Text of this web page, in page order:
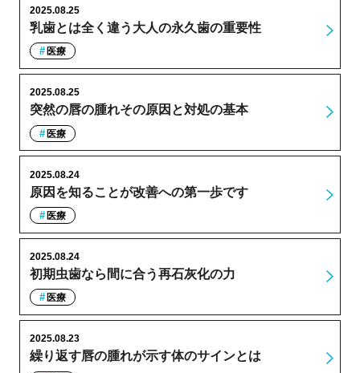
乳歯とは全く違う大人の永久歯の重要性
2025.08.25
医療
突然の唇の腫れその原因と対処の基本
2025.08.25
医療
原因を知ることが改善への第一歩です
2025.08.24
医療
初期虫歯なら間に合う再石灰化の力
2025.08.24
医療
繰り返す唇の腫れが示す体のサインとは
2025.08.23